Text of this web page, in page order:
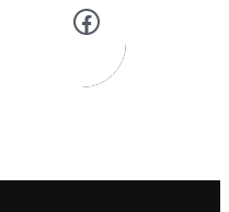
Facebook